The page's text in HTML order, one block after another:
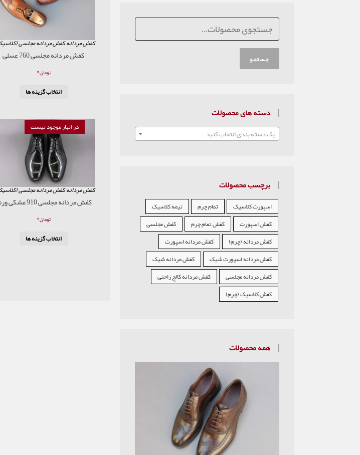
کفش مردانه,کفش مردانه مجلسی
کفش مردانه مجلسی 760 عسلی
تومان۰
انتخاب گزینه ها
در انبار موجود نیست
کفش مردانه,کفش مردانه مجلسی
کفش مردانه مجلسی 910 مشکی ورنی
تومان۰
انتخاب گزینه ها
جستجو
دسته های محصولات
یک دسته بندی انتخاب کنید
برچسب محصولات
اسپورت کلاسیک تمام چرم
نیمه کلاسیک
کفش اسپورت
کفش تمام چرم
کفش مجلسی
کفش مردانه (چرم)
کفش مردانه اسپورت
کفش مردانه اسپورت شیک
کفش مردانه شیک
کفش مردانه مجلسی
کفش مردانه کالج راحتی
کفش کلاسیک (چرم)
همه محصولات